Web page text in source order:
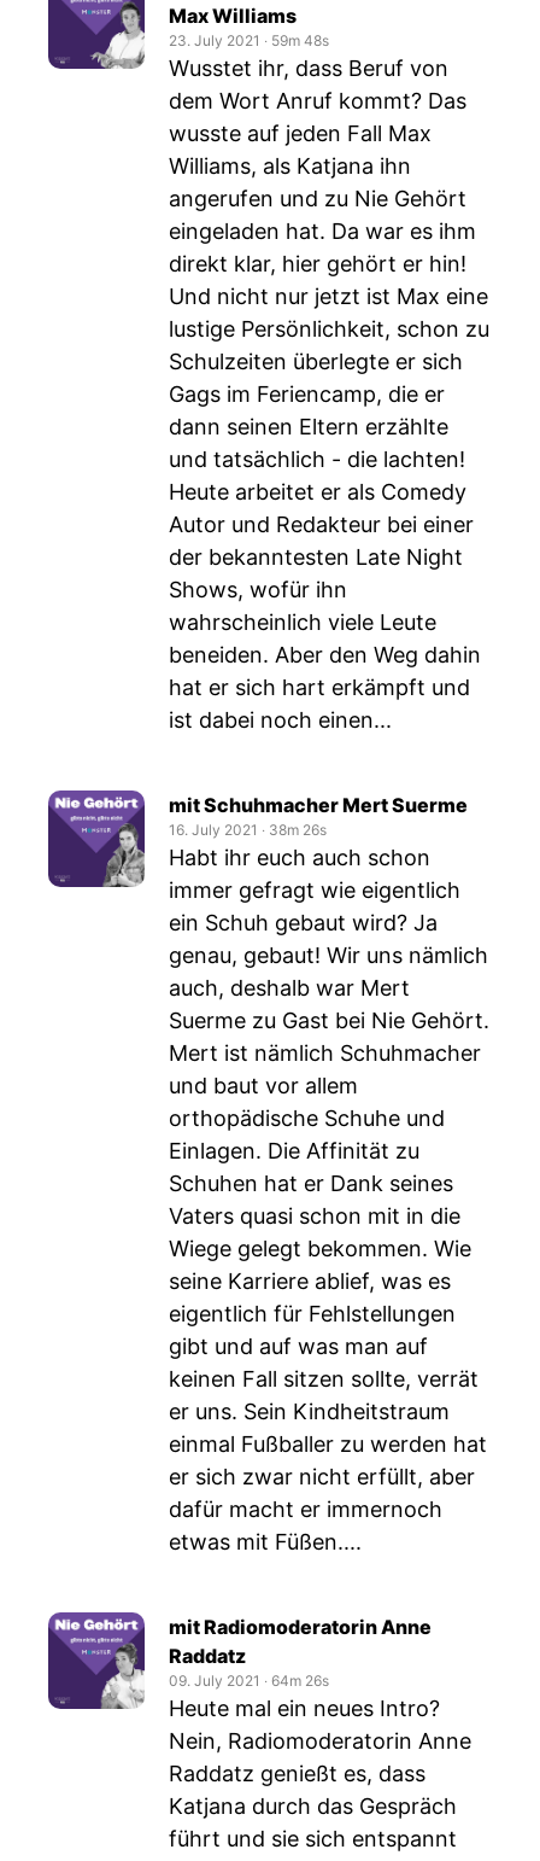
Max Williams
23. July 2021 ‧ 59m 48s
Wusstet ihr, dass Beruf von
dem Wort Anruf kommt? Das
wusste auf jeden Fall Max
Williams, als Katjana ihn
angerufen und zu Nie Gehört
eingeladen hat. Da war es ihm
direkt klar, hier gehört er hin!
Und nicht nur jetzt ist Max eine
lustige Persönlichkeit, schon zu
Schulzeiten überlegte er sich
Gags im Feriencamp, die er
dann seinen Eltern erzählte
und tatsächlich - die lachten!
Heute arbeitet er als Comedy
Autor und Redakteur bei einer
der bekanntesten Late Night
Shows, wofür ihn
wahrscheinlich viele Leute
beneiden. Aber den Weg dahin
hat er sich hart erkämpft und
ist dabei noch einen...
mit Schuhmacher Mert Suerme
16. July 2021 ‧ 38m 26s
Habt ihr euch auch schon
immer gefragt wie eigentlich
ein Schuh gebaut wird? Ja
genau, gebaut! Wir uns nämlich
auch, deshalb war Mert
Suerme zu Gast bei Nie Gehört.
Mert ist nämlich Schuhmacher
und baut vor allem
orthopädische Schuhe und
Einlagen. Die Affinität zu
Schuhen hat er Dank seines
Vaters quasi schon mit in die
Wiege gelegt bekommen. Wie
seine Karriere ablief, was es
eigentlich für Fehlstellungen
gibt und auf was man auf
keinen Fall sitzen sollte, verrät
er uns. Sein Kindheitstraum
einmal Fußballer zu werden hat
er sich zwar nicht erfüllt, aber
dafür macht er immernoch
etwas mit Füßen....
mit Radiomoderatorin Anne
Raddatz
09. July 2021 ‧ 64m 26s
Heute mal ein neues Intro?
Nein, Radiomoderatorin Anne
Raddatz genießt es, dass
Katjana durch das Gespräch
führt und sie sich entspannt